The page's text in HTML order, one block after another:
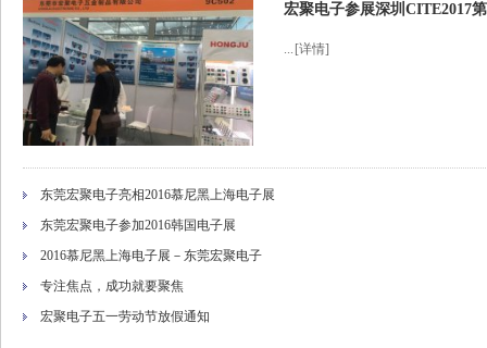
宏聚电子参展深圳CITE2017
... [详情]
东莞宏聚电子亮相2016慕尼黑上海电子展
东莞宏聚电子参加2016韩国电子展
2016慕尼黑上海电子展－东莞宏聚电子
专注焦点，成功就要聚焦
宏聚电子五一劳动节放假通知